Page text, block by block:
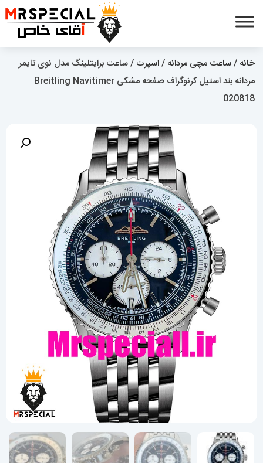
خانه /ساعت مچی مردانه /اسپرت / ساعت برایتلینگ مدل نوی تایمر
مردانه بند استیل کرنوگراف صفحه مشکی Breitling Navitimer
020818